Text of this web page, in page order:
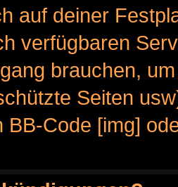
auf deiner
verfügbaren
brauchen,
Seiten
BB-Code [img]